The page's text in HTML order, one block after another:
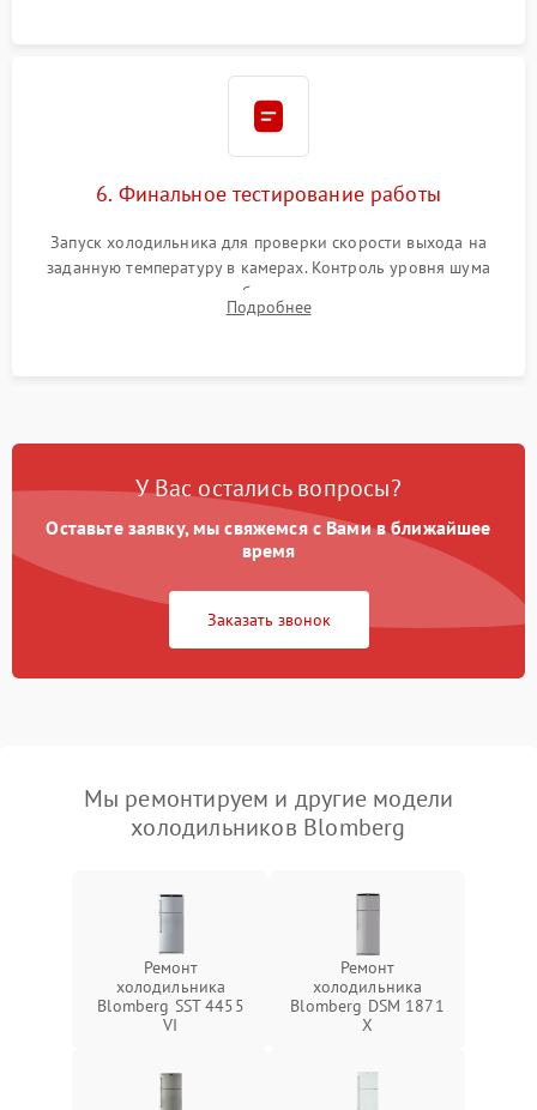
6. Финальное тестирование работы
Запуск холодильника для проверки скорости выхода на
заданную температуру в камерах. Контроль уровня шума
компрессора, отсутствия обмерзания стенок и корректного
срабатывания системы автоматической оттайки.
Подробнее
У Вас остались вопросы?
Оставьте заявку, мы свяжемся с Вами в ближайшее
время
Заказать звонок
Мы ремонтируем и другие модели
холодильников Blomberg
Ремонт
холодильника
Blomberg SST 4455
VI
Ремонт
холодильника
Blomberg DSM 1871
X